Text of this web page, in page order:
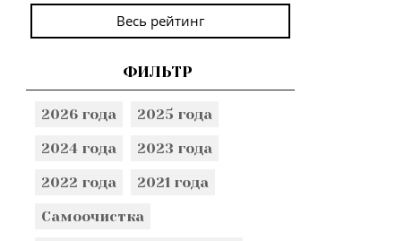
Весь рейтинг
ФИЛЬТР
2026 года
2025 года
2024 года
2023 года
2022 года
2021 года
Самоочистка